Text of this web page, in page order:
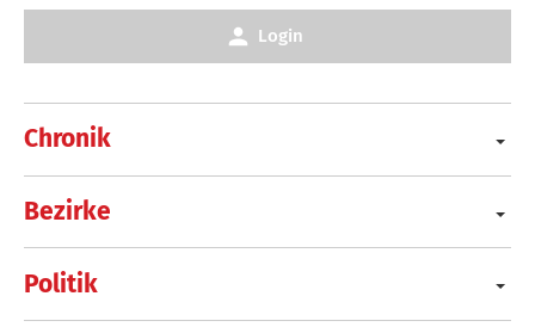
Chronik
Bezirke
Politik
Login